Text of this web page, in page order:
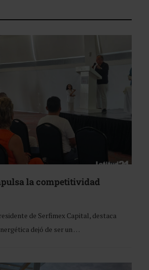
la competitividad
de Serfimex Capital, destaca
dejó de ser un …